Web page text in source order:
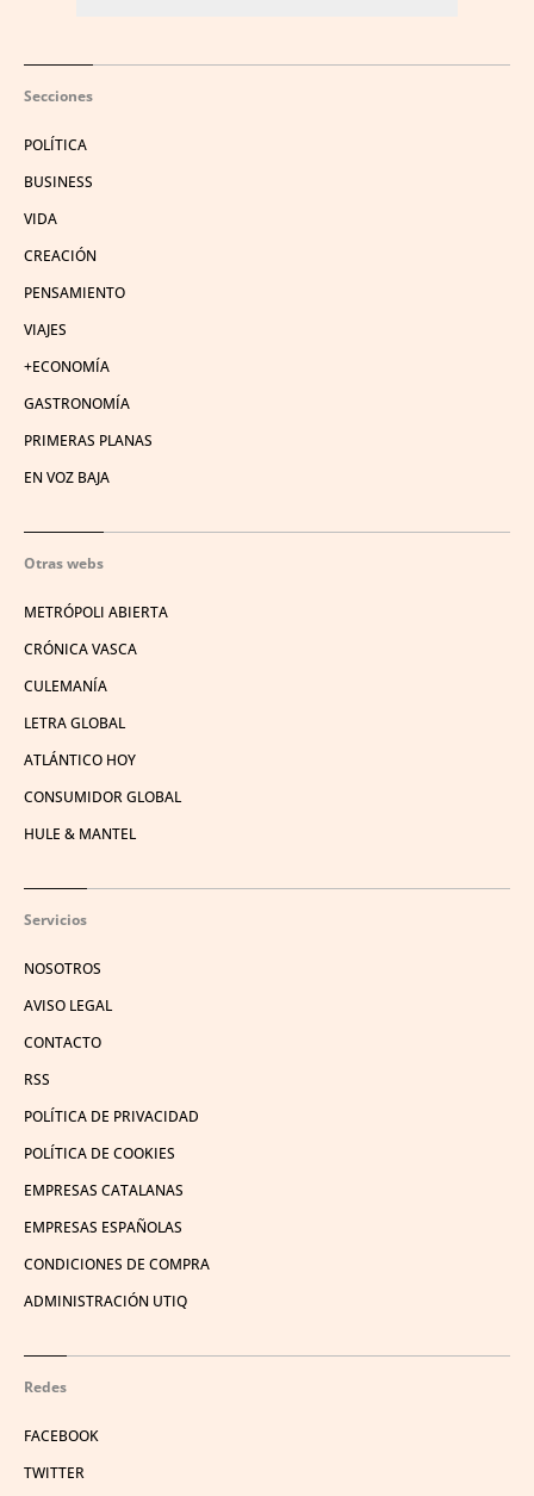
Secciones
POLÍTICA
BUSINESS
VIDA
CREACIÓN
PENSAMIENTO
VIAJES
+ECONOMÍA
GASTRONOMÍA
PRIMERAS PLANAS
EN VOZ BAJA
Otras webs
METRÓPOLI ABIERTA
CRÓNICA VASCA
CULEMANÍA
LETRA GLOBAL
ATLÁNTICO HOY
CONSUMIDOR GLOBAL
HULE & MANTEL
Servicios
NOSOTROS
AVISO LEGAL
CONTACTO
RSS
POLÍTICA DE PRIVACIDAD
POLÍTICA DE COOKIES
EMPRESAS CATALANAS
EMPRESAS ESPAÑOLAS
CONDICIONES DE COMPRA
ADMINISTRACIÓN UTIQ
Redes
FACEBOOK
TWITTER